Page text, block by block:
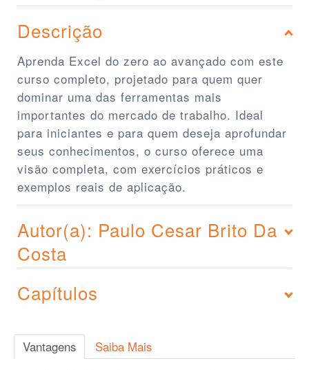
Descrição
Aprenda Excel do zero ao avançado com este
curso completo, projetado para quem quer
dominar uma das ferramentas mais
importantes do mercado de trabalho. Ideal
para iniciantes e para quem deseja aprofundar
seus conhecimentos, o curso oferece uma
visão completa, com exercícios práticos e
exemplos reais de aplicação.
Autor(a): Paulo Cesar Brito Da
Costa
Capítulos
Vantagens Saiba Mais